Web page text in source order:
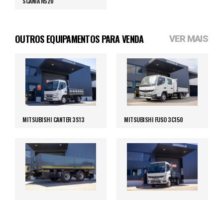
OUTROS EQUIPAMENTOS PARA VENDA VER MAIS
MITSUBISHI CANTER 3S13 MITSUBISHI FUSO 3C150